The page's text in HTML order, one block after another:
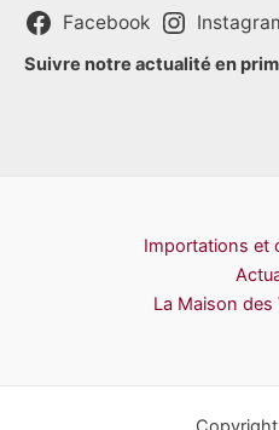
Facebook
Suivre notre actualité en
Importations et
La Maison